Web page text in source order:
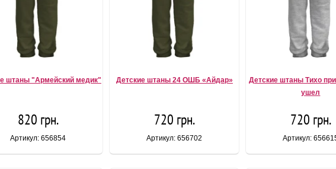
штаны "Армейский медик"
820 грн.
Артикул: 656854
Детские штаны 24 ОШБ «Айдар»
720 грн.
Артикул: 656702
Детские штаны Тихо
ушел
720 грн.
Артикул: